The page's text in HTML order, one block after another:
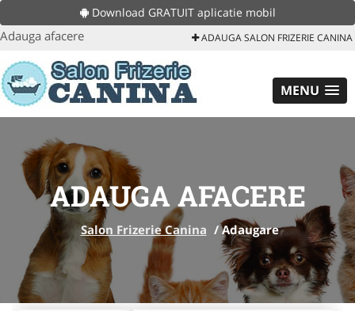
Download GRATUIT aplicatie mobil
Adauga afacere ADAUGA SALON FRIZERIE CANINA
MENU
ADAUGA AFACERE
Salon Frizerie Canina /Adaugare